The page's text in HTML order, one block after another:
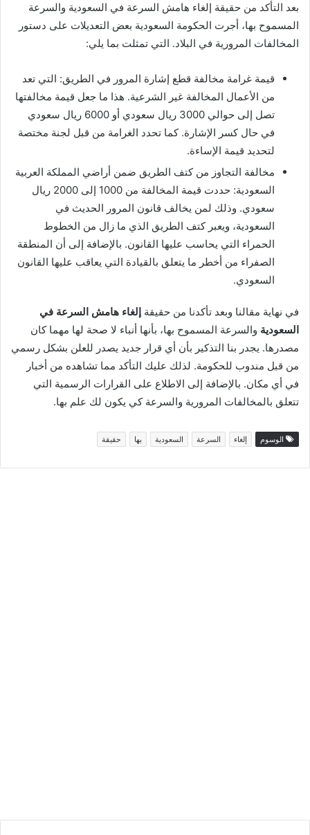
بعد التأكد من حقيقة إلغاء هامش السرعة في السعودية والسرعة
المسموح بها، أجرت الحكومة السعودية بعض التعديلات على دستور
المخالفات المرورية في البلاد. التي تمثلت بما يلي:
قيمة غرامة مخالفة قطع إشارة المرور في الطريق: التي تعد
من الأعمال المخالفة غير الشرعية. هذا ما جعل قيمة مخالفتها
تصل إلى حوالي 3000 ريال سعودي أو 6000 ريال سعودي
في حال كسر الإشارة. كما تحدد الغرامة من قبل لجنة مختصة
لتحديد قيمة الإساءة.
مخالفة التجاوز من كتف الطريق ضمن أراضي المملكة العربية
السعودية: حددت قيمة المخالفة من 1000 إلى 2000 ريال
سعودي. وذلك لمن يخالف قانون المرور الحديث في
السعودية، ويعبر كتف الطريق الذي ما زال من الخطوط
الحمراء التي يحاسب عليها القانون. بالإضافة إلى أن المنطقة
الصفراء من أخطر ما يتعلق بالقيادة التي يعاقب عليها القانون
السعودي.
في نهاية مقالنا وبعد تأكدنا من حقيقة إلغاء هامش السرعة في
السعودية والسرعة المسموح بها، بأنها أنباء لا صحة لها مهما كان
مصدرها. يجدر بنا التذكير بأن أي قرار جديد يصدر للعلن بشكل رسمي
من قبل مندوب للحكومة. لذلك عليك التأكد مما تشاهده من أخبار
في أي مكان. بالإضافة إلى الاطلاع على القرارات الرسمية التي
تتعلق بالمخالفات المرورية والسرعة كي يكون لك علم بها.
الوسوم إلغاء السرعة السعودية بها حقيقة